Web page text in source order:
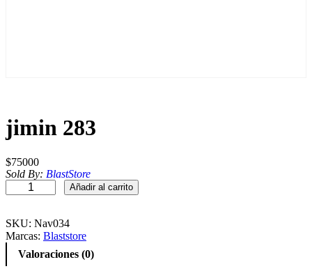
jimin 283
$75000
Sold By: BlastStore
i
i
n
Añadir al carrito
SKU: Nav034
Marcas: Blaststore
Valoraciones (0)